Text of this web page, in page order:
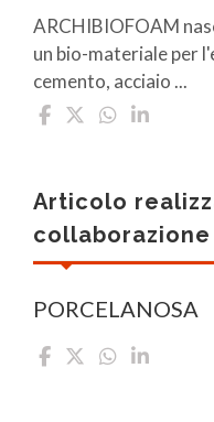
ARCHIBIOFOAM
un bio-materiale per
cemento, acciaio ...
Articolo
collaborazione
PORCELANOSA